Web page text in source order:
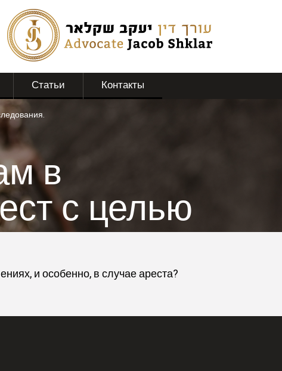
Статьи Контакты
в
с целью
и особенно, в случае ареста?